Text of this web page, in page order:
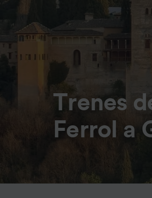
Trenes
Ferrol a